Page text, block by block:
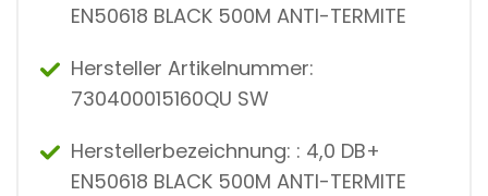
EN50618 BLACK 500M ANTI-TERMITE
Hersteller Artikelnummer:
730400015160QU SW
Herstellerbezeichnung: : 4,0 DB+
EN50618 BLACK 500M ANTI-TERMITE